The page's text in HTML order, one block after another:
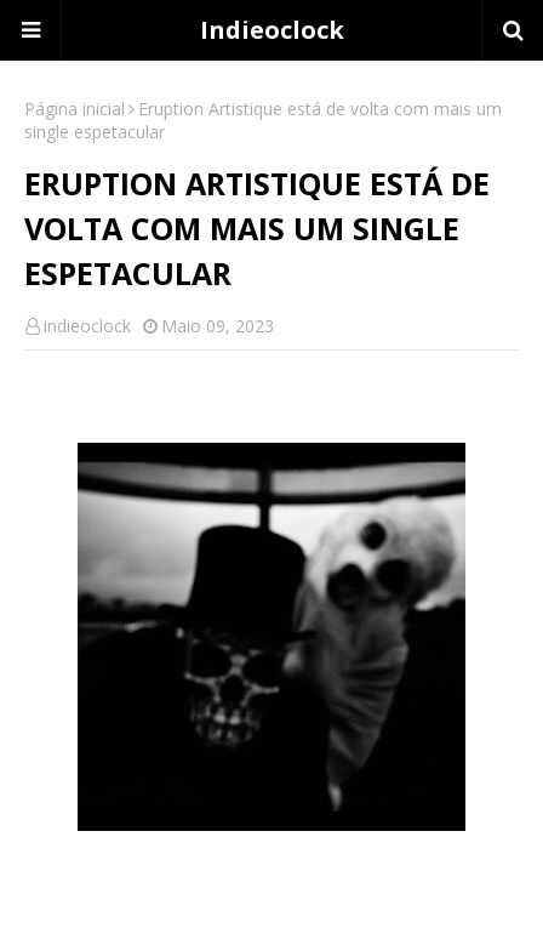
Indieoclock
Página inicial
Eruption Artistique está de volta com mais um
single espetacular
ERUPTION ARTISTIQUE ESTÁ DE
VOLTA COM MAIS UM SINGLE
ESPETACULAR
indieoclock Maio 09, 2023